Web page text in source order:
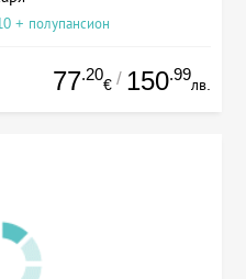
+ полупансион
77.20
€ / 150.99
лв.